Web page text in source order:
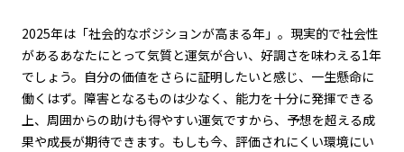
2025年は「社会的なポジションが高まる年」。現実的で社会性
があるあなたにとって気質と運気が合い、好調さを味わえる1年
でしょう。自分の価値をさらに証明したいと感じ、一生懸命に
働くはず。障害となるものは少なく、能力を十分に発揮できる
上、周囲からの助けも得やすい運気ですから、予想を超える成
果や成長が期待できます。もしも今、評価されにくい環境にい